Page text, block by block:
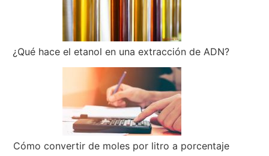
¿Qué hace el etanol en una extracción de ADN?
Cómo convertir de moles por litro a porcentaje